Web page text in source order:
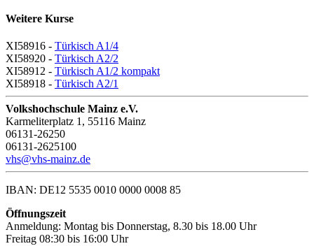
Weitere Kurse
XI58916 - Türkisch A1/4
XI58920 - Türkisch A2/2
XI58912 - Türkisch A1/2 kompakt
XI58918 - Türkisch A2/1
Volkshochschule Mainz e.V.
Karmeliterplatz 1, 55116 Mainz
06131-26250
06131-2625100
vhs@vhs-mainz.de
IBAN: DE12 5535 0010 0000 0008 85
Öffnungszeit
Anmeldung: Montag bis Donnerstag, 8.30 bis 18.00 Uhr
Freitag 08:30 bis 16:00 Uhr